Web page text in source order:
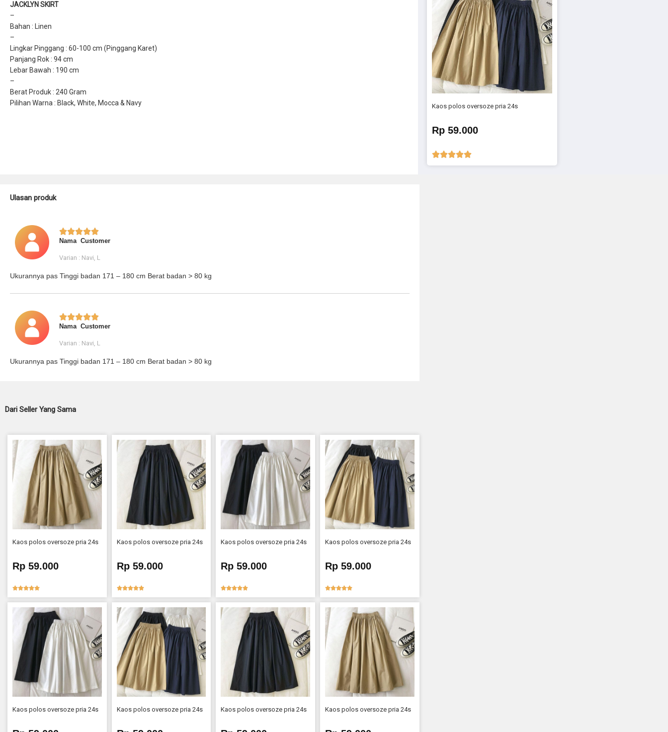
JACKLYN SKIRT
–
Bahan : Linen
–
Lingkar Pinggang : 60-100 cm (Pinggang Karet)
Panjang Rok : 94 cm
Lebar Bawah : 190 cm
–
Berat Produk : 240 Gram
Pilihan Warna : Black, White, Mocca & Navy
Kaos polos oversoze pria 24s
Rp 59.000

Ulasan produk

Nama Customer
Varian : Navi, L
Ukurannya pas Tinggi badan 171 – 180 cm Berat badan > 80 kg

Nama Customer
Varian : Navi, L
Ukurannya pas Tinggi badan 171 – 180 cm Berat badan > 80 kg
Dari Seller Yang Sama
Kaos polos oversoze pria 24s
Rp 59.000

Kaos polos oversoze pria 24s
Rp 59.000

Kaos polos oversoze pria 24s
Rp 59.000

Kaos polos oversoze pria 24s
Rp 59.000

Kaos polos oversoze pria 24s Kaos polos oversoze pria 24s Kaos polos oversoze pria 24s Kaos polos oversoze pria 24s